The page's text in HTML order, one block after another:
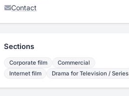
Contact
Sections
Corporate film
Commercial
Internet film
Drama for Television / Series